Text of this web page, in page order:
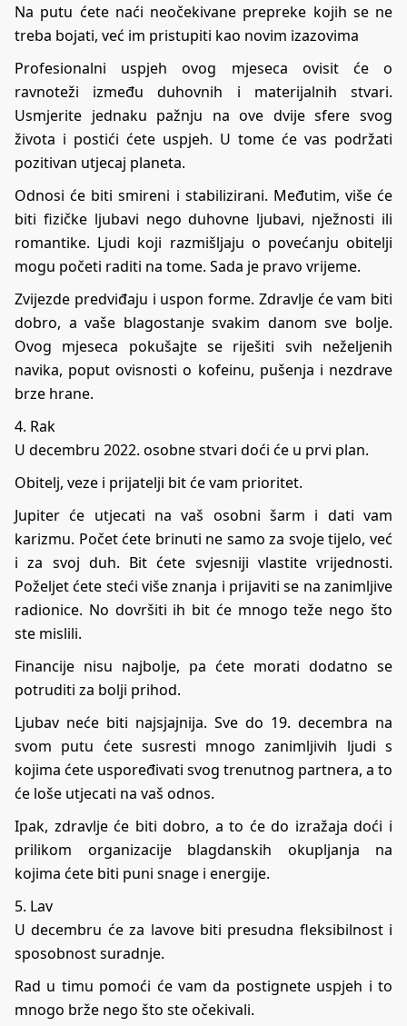
Na putu ćete naći neočekivane prepreke kojih se ne
treba bojati, već im pristupiti kao novim izazovima
Profesionalni uspjeh ovog mjeseca ovisit će o
ravnoteži između duhovnih i materijalnih stvari.
Usmjerite jednaku pažnju na ove dvije sfere svog
života i postići ćete uspjeh. U tome će vas podržati
pozitivan utjecaj planeta.
Odnosi će biti smireni i stabilizirani. Međutim, više će
biti fizičke ljubavi nego duhovne ljubavi, nježnosti ili
romantike. Ljudi koji razmišljaju o povećanju obitelji
mogu početi raditi na tome. Sada je pravo vrijeme.
Zvijezde predviđaju i uspon forme. Zdravlje će vam biti
dobro, a vaše blagostanje svakim danom sve bolje.
Ovog mjeseca pokušajte se riješiti svih neželjenih
navika, poput ovisnosti o kofeinu, pušenja i nezdrave
brze hrane.
4. Rak
U decembru 2022. osobne stvari doći će u prvi plan.
Obitelj, veze i prijatelji bit će vam prioritet.
Jupiter će utjecati na vaš osobni šarm i dati vam
karizmu. Počet ćete brinuti ne samo za svoje tijelo, već
i za svoj duh. Bit ćete svjesniji vlastite vrijednosti.
Poželjet ćete steći više znanja i prijaviti se na zanimljive
radionice. No dovršiti ih bit će mnogo teže nego što
ste mislili.
Financije nisu najbolje, pa ćete morati dodatno se
potruditi za bolji prihod.
Ljubav neće biti najsjajnija. Sve do 19. decembra na
svom putu ćete susresti mnogo zanimljivih ljudi s
kojima ćete uspoređivati svog trenutnog partnera, a to
će loše utjecati na vaš odnos.
Ipak, zdravlje će biti dobro, a to će do izražaja doći i
prilikom organizacije blagdanskih okupljanja na
kojima ćete biti puni snage i energije.
5. Lav
U decembru će za lavove biti presudna fleksibilnost i
sposobnost suradnje.
Rad u timu pomoći će vam da postignete uspjeh i to
mnogo brže nego što ste očekivali.